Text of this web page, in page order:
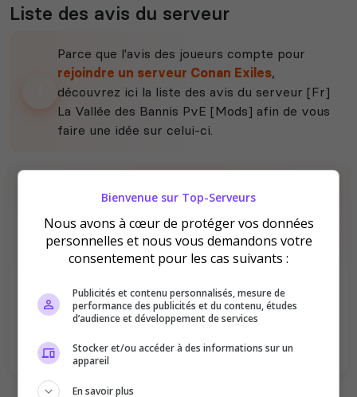
Liste des avis du serveur
Parce que l'avis des joueurs compte pour
rejoindre un serveur Conan Exiles,
découvrez ici la liste des avis du serveur [Fr]
La Vallée des Bannis PvE [Mods] afin de vous
faire une idée sur celui-ci.
Qualité
Staff du serveur
Ambiance
Disponibilité
Bienvenue sur Top-Serveurs
Nous avons à cœur de protéger vos données
personnelles et nous vous demandons votre
consentement pour les cas suivants :
Publicités et contenu personnalisés, mesure de
performance des publicités et du contenu, études
d’audience et développement de services
Stocker et/ou accéder à des informations sur un
appareil
En savoir plus